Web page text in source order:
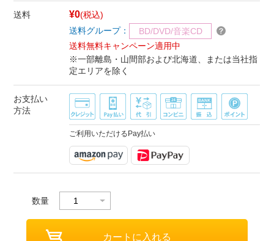
送料 ¥0(税込)
送料グループ：
BD/DVD/音楽CD
送料無料キャンペーン適用中
※一部離島・山間部および北海道、または当社指
定エリアを除く
お支払い
方法
ご利用いただけるPay払い
数量